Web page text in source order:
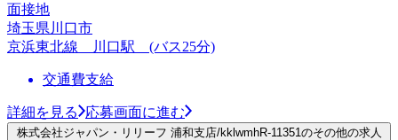
面接地
埼玉県川口市
京浜東北線 川口駅 (バス25分)
交通費支給
詳細を見る 応募画面に進む
株式会社ジャパン・リリーフ 浦和支店/kklwmhR-11351のその他の求人